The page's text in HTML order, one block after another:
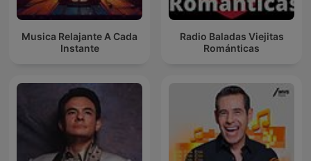
Musica Relajante A Cada
Instante
Radio Baladas Viejitas
Románticas